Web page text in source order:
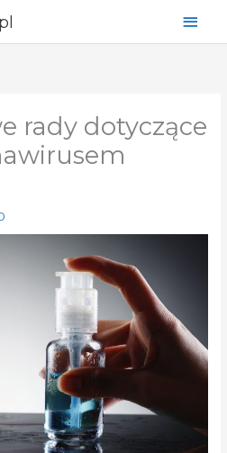
rady dotyczące